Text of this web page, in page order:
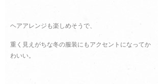
ヘアアレンジも楽しめそうで、
重く見えがちな冬の服装にもアクセントになってか
わいい。